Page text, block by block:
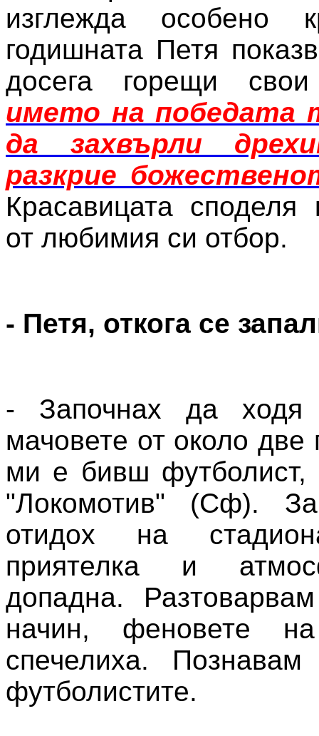
изглежда особено
годишната Петя
досега горещи
името на победата
да захвърли
разкрие
Красавицата споделя
от любимия си отбор.
- Петя, откога се
- Започнах да ходя
мачовете от около
ми е бивш футболист,
"Локомотив" (Сф).
отидох на
приятелка и
допадна.
начин, феновете
спечелиха.
футболистите.